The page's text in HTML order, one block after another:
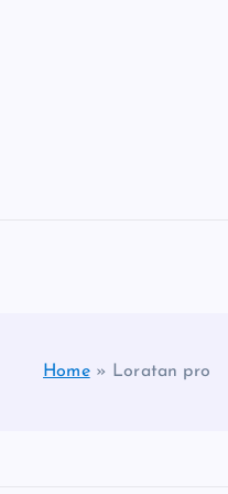
Home» Loratan pro